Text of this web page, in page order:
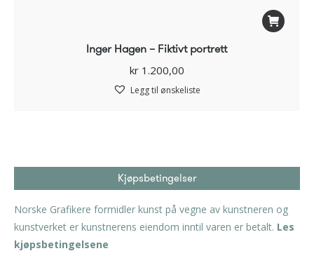
Inger Hagen – Fiktivt portrett
kr1.200,00
Legg til ønskeliste
Kjøpsbetingelser
Norske Grafikere formidler kunst på vegne av kunstneren og
kunstverket er kunstnerens eiendom inntil varen er betalt. Les
kjøpsbetingelsene